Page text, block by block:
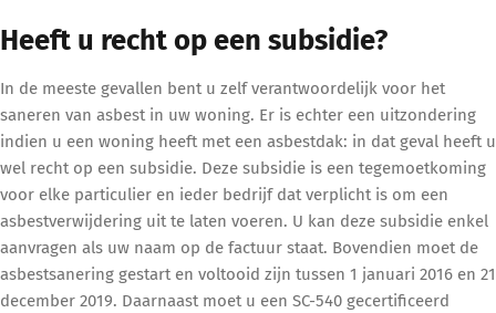
Heeft u recht op een subsidie?
In de meeste gevallen bent u zelf verantwoordelijk voor het
saneren van asbest in uw woning. Er is echter een uitzondering
indien u een woning heeft met een asbestdak: in dat geval heeft u
wel recht op een subsidie. Deze subsidie is een tegemoetkoming
voor elke particulier en ieder bedrijf dat verplicht is om een
asbestverwijdering uit te laten voeren. U kan deze subsidie enkel
aanvragen als uw naam op de factuur staat. Bovendien moet de
asbestsanering gestart en voltooid zijn tussen 1 januari 2016 en 21
december 2019. Daarnaast moet u een SC-540 gecertificeerd